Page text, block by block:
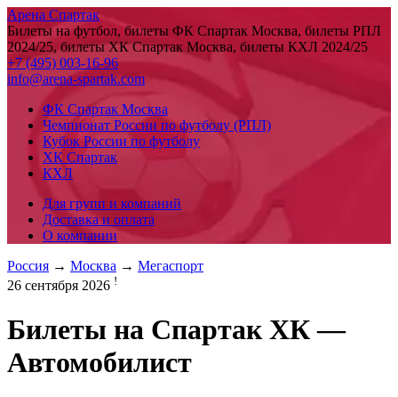
Арена Спартак
Билеты на футбол, билеты ФК Спартак Москва, билеты РПЛ
2024/25, билеты ХК Спартак Москва, билеты КХЛ 2024/25
+7 (495) 003-16-96
info@arena-spartak.com
ФК Спартак Москва
Чемпионат России по футболу (РПЛ)
Кубок России по футболу
ХК Спартак
КХЛ
Для групп и компаний
Доставка и оплата
О компании
Россия → Москва → Мегаспорт
26 сентября 2026 !
Билеты на Спартак ХК —
Автомобилист